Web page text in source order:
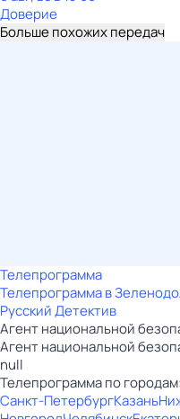
Доверие
Больше похожих передач
Телепрограмма
Телепрограмма в
Русский Детектив
Агент национальной
Агент национальной
null
Телепрограмма по городам:
Санкт-ПетербургКазань